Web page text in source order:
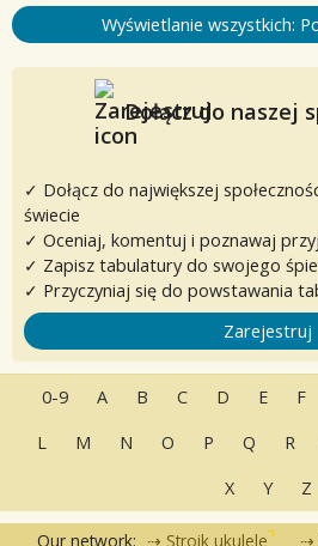
Wyświetlanie wszystkich:
Dołącz do naszej
✓ Dołącz do największej
świecie
✓ Oceniaj, komentuj i poznawaj
✓ Zapisz tabulatury do swojego
✓ Przyczyniaj się do powstawania
Zarejestruj
0-9 A B C D E F
L
M N O P Q R
X
Y Z
Our network: Stroik ukulele